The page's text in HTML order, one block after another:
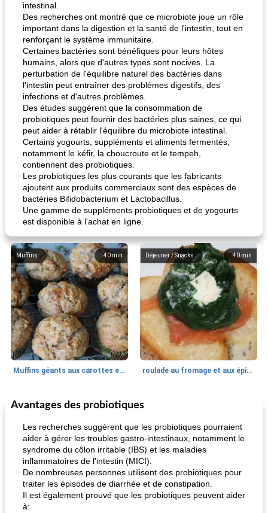
intestinal.
Des recherches ont montré que ce microbiote joue un rôle
important dans la digestion et la santé de l'intestin, tout en
renforçant le système immunitaire.
Certaines bactéries sont bénéfiques pour leurs hôtes
humains, alors que d'autres types sont nocives. La
perturbation de l'équilibre naturel des bactéries dans
l'intestin peut entraîner des problèmes digestifs, des
infections et d'autres problèmes.
Des études suggèrent que la consommation de
probiotiques peut fournir des bactéries plus saines, ce qui
peut aider à rétablir l'équilibre du microbiote intestinal.
Certains yogourts, suppléments et aliments fermentés,
notamment le kéfir, la choucroute et le tempeh,
contiennent des probiotiques.
Les probiotiques les plus courants que les fabricants
ajoutent aux produits commerciaux sont des espèces de
bactéries Bifidobacterium et Lactobacillus.
Une gamme de suppléments probiotiques et de yogourts
est disponible à l'achat en ligne.
40 min
Muffins
Muffins géants aux carottes et à la banane de Nif
40 min
Déjeuner / Snacks
roulade au fromage et aux épinards
30min
Marques de confiance: recettes et
Avantages des probiotiques
Les recherches suggèrent que les probiotiques pourraient
aider à gérer les troubles gastro-intestinaux, notamment le
syndrome du côlon irritable (IBS) et les maladies
inflammatoires de l'intestin (MICI).
De nombreuses personnes utilisent des probiotiques pour
traiter les épisodes de diarrhée et de constipation.
Il est également prouvé que les probiotiques peuvent aider
à: